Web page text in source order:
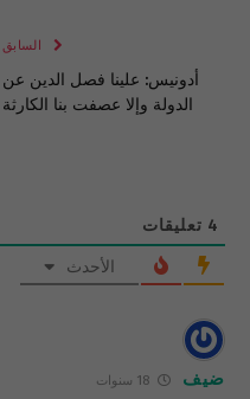
السابق
أدونيس: علينا فصل الدين عن
الدولة وإلا عصفت بنا الكارثة
4 تعليقات
الأحدث
ضيف 18 سنوات